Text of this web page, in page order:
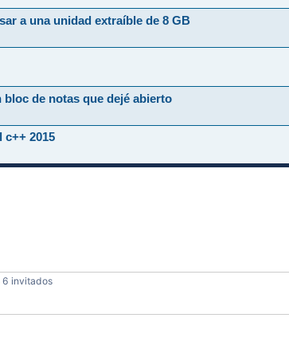
a una unidad extraíble de 8 GB
de notas que dejé abierto
c++ 2015
6 invitados